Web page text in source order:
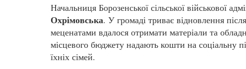
Начальниця Борозенської сільської військової
Охрімовська. У громаді триває відновлення
меценатами вдалося отримати матеріали та
місцевого бюджету надають кошти на соціальну
їхніх сімей.